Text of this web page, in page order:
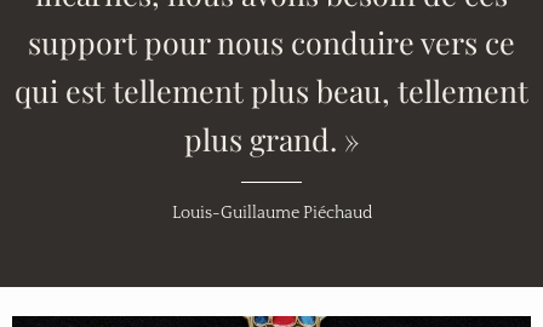
support pour nous conduire vers ce
qui est tellement plus beau, tellement
plus grand. »
Louis-Guillaume Piéchaud